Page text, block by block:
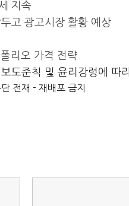
지속
고 광고시장 활황 예상
리오 가격 전략
도준칙 및 윤리강령에 따
전재 - 재배포 금지